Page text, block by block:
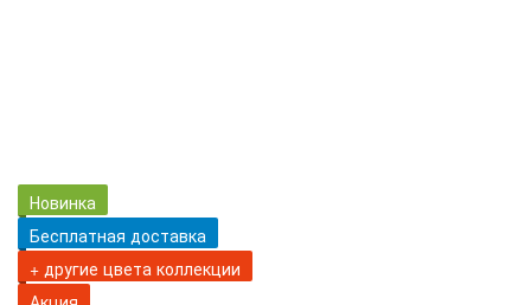
Новинка
Бесплатная доставка
+ другие цвета коллекции